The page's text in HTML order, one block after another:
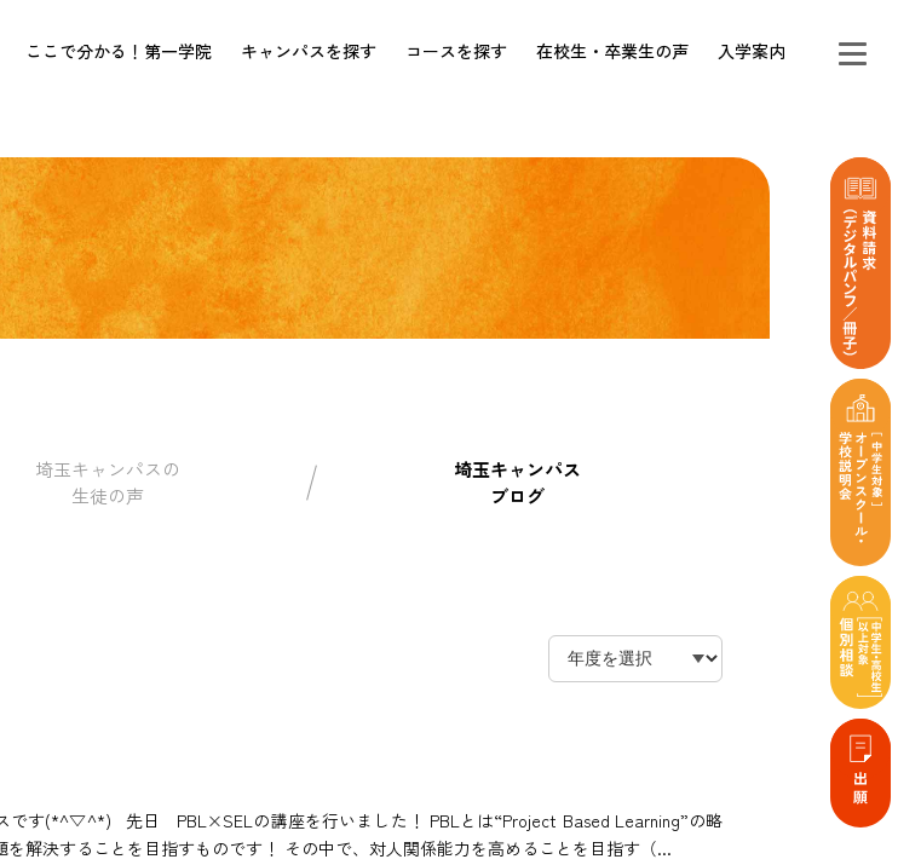
ここで分かる！第一学院 キャンパスを探す コースを探す 在校生・卒業生の声 入学案内
埼玉キャンパスの
生徒の声
埼玉キャンパス
ブログ
です(*^▽^*) 先日 PBL×SELの講座を行いました！ PBLとは“Project Based Learning”の略
を解決することを目指すものです！ その中で、対人関係能力を高めることを目指す（...